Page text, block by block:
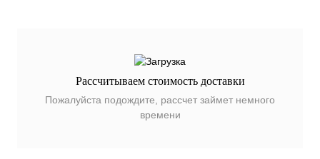
Рассчитываем стоимость доставки
Пожалуйста подождите, рассчет займет немного
времени